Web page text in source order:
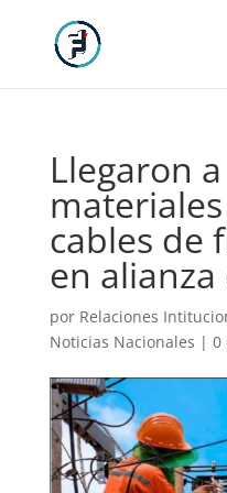
Llegaron
cables de
en
por Relaciones
Noticias Nacionales | 0